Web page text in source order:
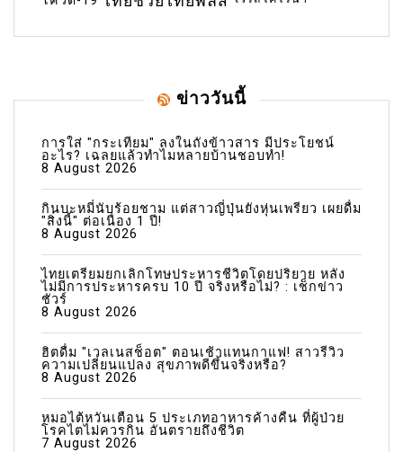
ข่าววันนี้
การใส่ "กระเทียม" ลงในถังข้าวสาร มีประโยชน์
อะไร? เฉลยแล้วทำไมหลายบ้านชอบทำ!
8 August 2026
กินบะหมี่นับร้อยชาม แต่สาวญี่ปุ่นยังหุ่นเพรียว เผยดื่ม
"สิ่งนี้" ต่อเนื่อง 1 ปี!
8 August 2026
ไทยเตรียมยกเลิกโทษประหารชีวิตโดยปริยาย หลัง
ไม่มีการประหารครบ 10 ปี จริงหรือไม่? : เช็กข่าว
ชัวร์
8 August 2026
ฮิตดื่ม "เวลเนสช็อต" ตอนเช้าแทนกาแฟ! สาวรีวิว
ความเปลี่ยนแปลง สุขภาพดีขึ้นจริงหรือ?
8 August 2026
หมอไต้หวันเตือน 5 ประเภทอาหารค้างคืน ที่ผู้ป่วย
โรคไตไม่ควรกิน อันตรายถึงชีวิต
7 August 2026